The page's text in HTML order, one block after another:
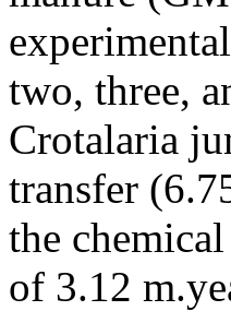
two, three,
Crotalaria
transfer
the
of 3.12